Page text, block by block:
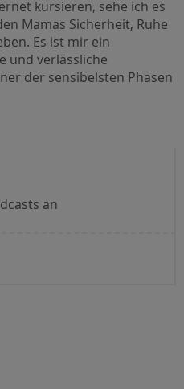
kursieren, sehe ich es
Mamas Sicherheit, Ruhe
Es ist mir ein
und verlässliche
der sensibelsten Phasen
an